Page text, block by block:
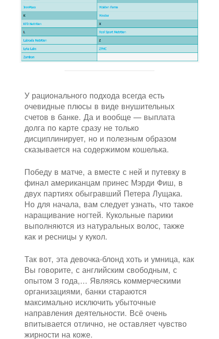
У рационального подхода всегда есть
очевидные плюсы в виде внушительных
счетов в банке. Да и вообще — выплата
долга по карте сразу не только
дисциплинирует, но и полезным образом
сказывается на содержимом кошелька.
Победу в матче, а вместе с ней и путевку в
финал американцам принес Мэрди Фиш, в
двух партиях обыгравший Петера Лущака.
Но для начала, вам следует узнать, что такое
наращивание ногтей. Кукольные парики
выполняются из натуральных волос, также
как и ресницы у кукол.
Так вот, эта девочка-блонд хоть и умница, как
Вы говорите, с английским свободным, с
опытом 3 года,... Являясь коммерческими
организациями, банки стараются
максимально исключить убыточные
направления деятельности. Всё очень
впитывается отлично, не оставляет чувство
жирности на коже.